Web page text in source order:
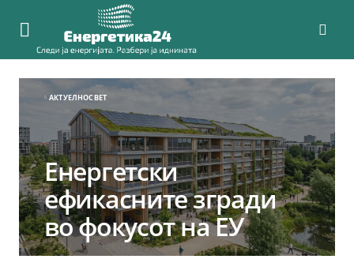
АКТУЕЛНОСВЕТ
Енергетски
ефикасните згради
во фокусот на ЕУ